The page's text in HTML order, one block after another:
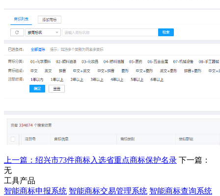
上一篇：绍兴市73件商标入选省重点商标保护名录 下一篇：
无
工具产品
智能商标申报系统 智能商标交易管理系统 智能商标查询系统